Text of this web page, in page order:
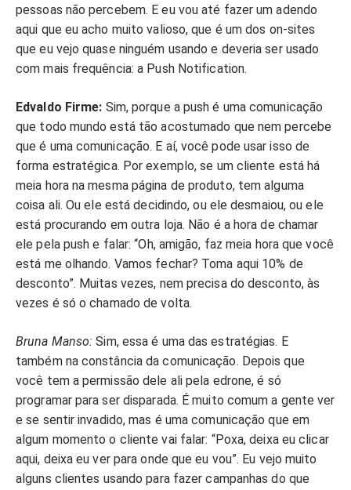
pessoas não percebem. E eu vou até fazer um adendo
aqui que eu acho muito valioso, que é um dos on-sites
que eu vejo quase ninguém usando e deveria ser usado
com mais frequência: a Push Notification.
Edvaldo Firme: Sim, porque a push é uma comunicação
que todo mundo está tão acostumado que nem percebe
que é uma comunicação. E aí, você pode usar isso de
forma estratégica. Por exemplo, se um cliente está há
meia hora na mesma página de produto, tem alguma
coisa ali. Ou ele está decidindo, ou ele desmaiou, ou ele
está procurando em outra loja. Não é a hora de chamar
ele pela push e falar: “Oh, amigão, faz meia hora que você
está me olhando. Vamos fechar? Toma aqui 10% de
desconto”. Muitas vezes, nem precisa do desconto, às
vezes é só o chamado de volta.
Bruna Manso: Sim, essa é uma das estratégias. E
também na constância da comunicação. Depois que
você tem a permissão dele ali pela edrone, é só
programar para ser disparada. É muito comum a gente ver
e se sentir invadido, mas é uma comunicação que em
algum momento o cliente vai falar: “Poxa, deixa eu clicar
aqui, deixa eu ver para onde que eu vou”. Eu vejo muito
alguns clientes usando para fazer campanhas do que